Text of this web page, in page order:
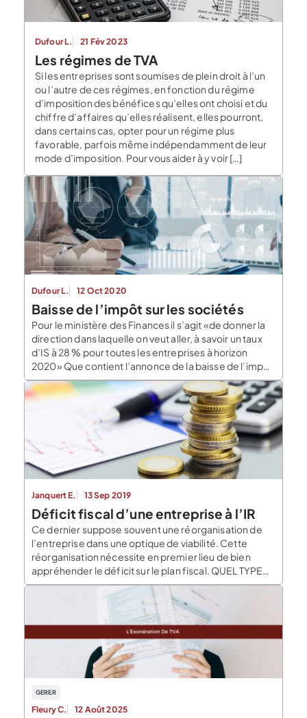
Dufour L. 21 Fév 2023
Les régimes de TVA
Si les entreprises sont soumises de plein droit à l’un
ou l’autre de ces régimes, en fonction du régime
d’imposition des bénéfices qu’elles ont choisi et du
chiffre d’affaires qu’elles réalisent, elles pourront,
dans certains cas, opter pour un régime plus
favorable, parfois même indépendamment de leur
mode d’imposition. Pour vous aider à y voir […]
Dufour L. 12 Oct 2020
Baisse de l’impôt sur les sociétés
Pour le ministère des Finances il s’agit «de donner la
direction dans laquelle on veut aller, à savoir un taux
d’IS à 28 % pour toutes les entreprises à horizon
2020» Que contient l’annonce de la baisse de l’impôt
sur les sociétés ? La baisse du taux d’imposition sur les
sociétés à 28% ayant été […]
Janquert E. 13 Sep 2019
Déficit fiscal d’une entreprise à l’IR
Ce dernier suppose souvent une réorganisation de
l’entreprise dans une optique de viabilité. Cette
réorganisation nécessite en premier lieu de bien
appréhender le déficit sur le plan fiscal. QUEL TYPE
D’ENTREPRISE SONT CONCERNÉES PAR LE DÉFICIT
FISCAL À L’IR ? La problématique de la gestion fiscale
du déficit dans le cadre d’une entreprise relevant de
l’impôt […]
GERER
Fleury C. 12 Août 2025